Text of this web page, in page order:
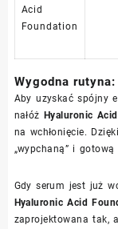
Acid
Foundation
Wygodna
Aby uzyskać spójny
nałóż Hyaluronic
na wchłonięcie.
„wypchaną” i
Gdy serum jest już
Hyaluronic Acid
zaprojektowana tak,